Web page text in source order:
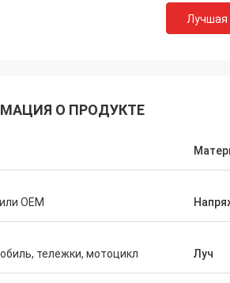
Лучшая
О ПРОДУКТЕ
OEM
тележки, мотоцикл Луч